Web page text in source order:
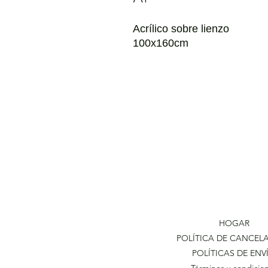
Acrílico sobre lienzo
100x160cm
HOGAR
POLÍTICA DE
POLÍTICAS DE